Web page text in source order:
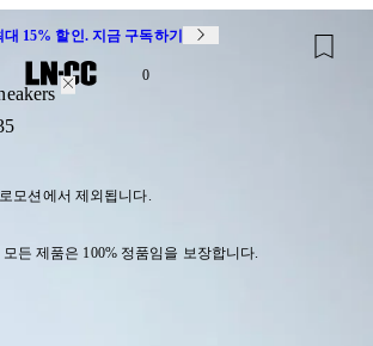
대 15% 할인. 지금 구독하기
0
모션에서 제외됩니다.
든 제품은 100% 정품임을 보장합니다.